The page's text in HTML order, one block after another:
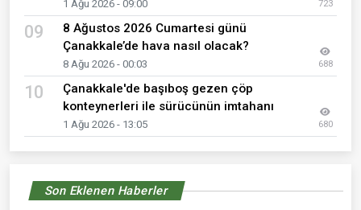
1 Ağu 2026 - 09:00 723
09
8 Ağustos 2026 Cumartesi günü
Çanakkale’de hava nasıl olacak?
8 Ağu 2026 - 00:03 688
10
Çanakkale'de başıboş gezen çöp
konteynerleri ile sürücünün imtahanı
1 Ağu 2026 - 13:05 680
Son Eklenen Haberler